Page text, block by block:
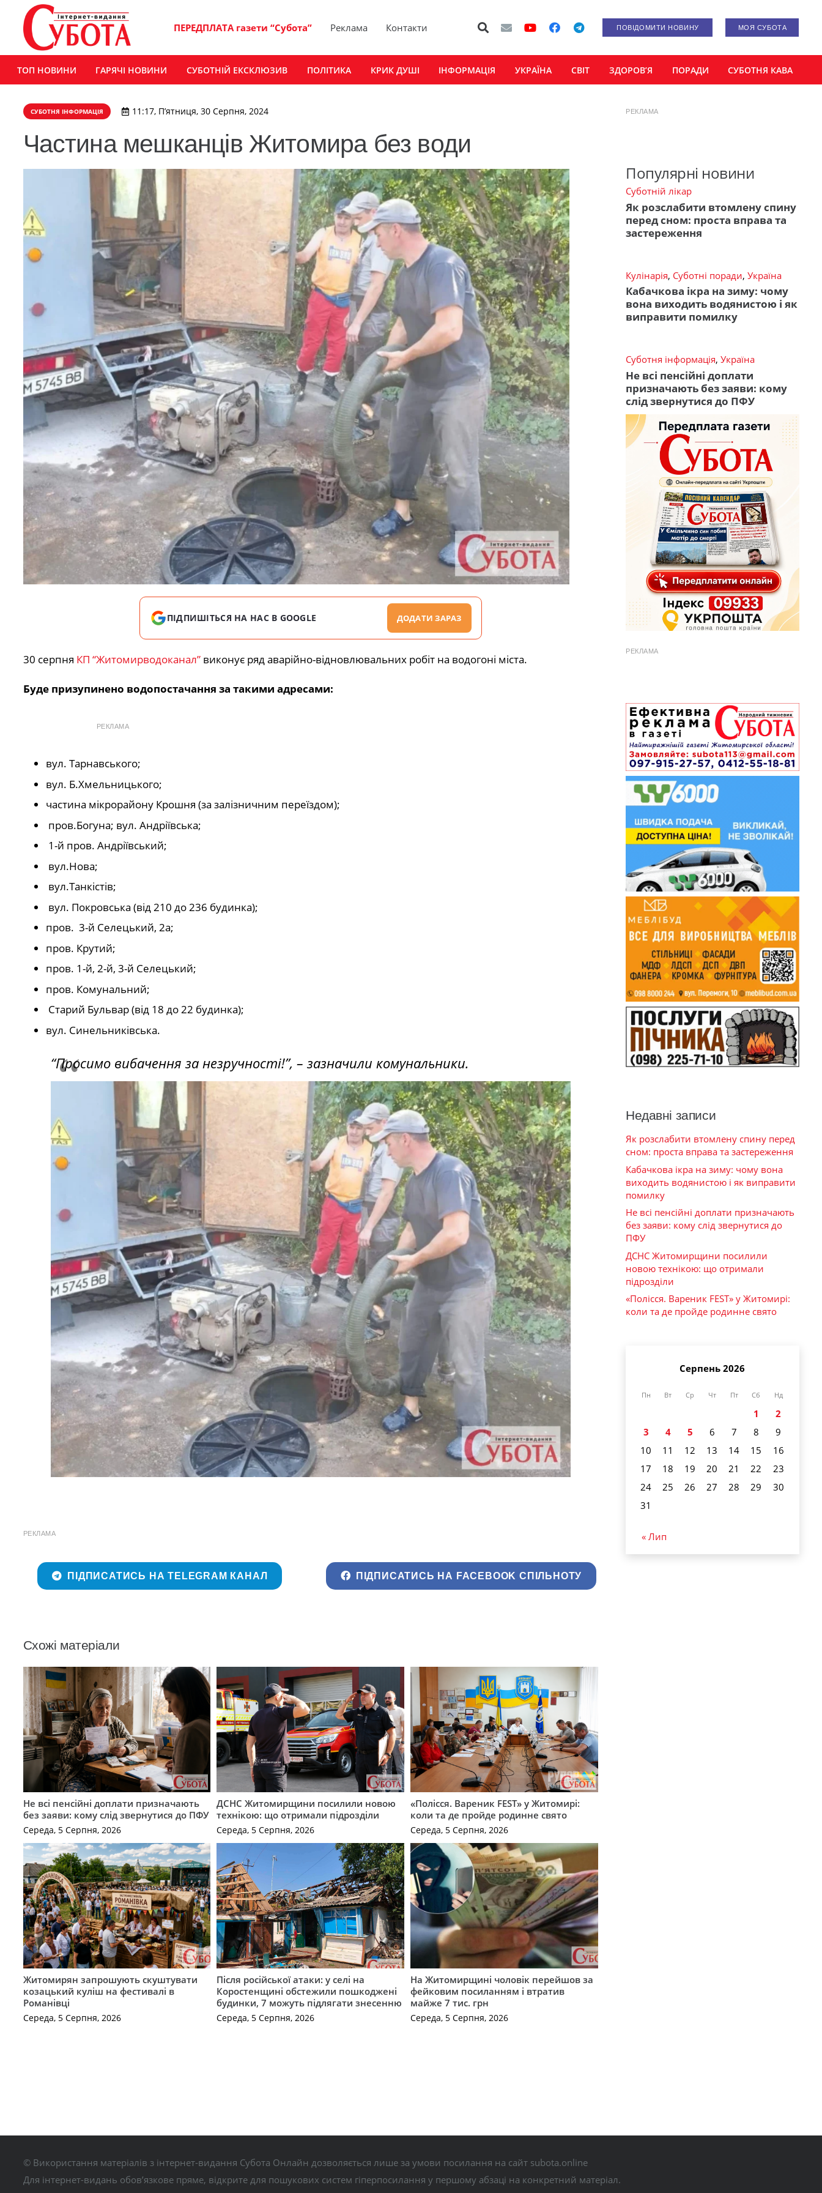
ПЕРЕДПЛАТА газети “Субота” Реклама Контакти ПОВІДОМИТИ НОВИНУ МОЯ СУБОТА
ТОП НОВИНИ ГАРЯЧІ НОВИНИ СУБОТНІЙ ЕКСКЛЮЗИВ ПОЛІТИКА КРИК ДУШІ ІНФОРМАЦІЯ УКРАЇНА СВІТ ЗДОРОВ’Я ПОРАДИ СУБОТНЯ КАВА
СУБОТНЯ ІНФОРМАЦІЯ 11:17, П’ятниця, 30 Серпня, 2024
Частина мешканців Житомира без води
ПІДПИШІТЬСЯ НА НАС В GOOGLE ДОДАТИ ЗАРАЗ
30 серпня КП “Житомирводоканал” виконує ряд аварійно-відновлювальних робіт на водогоні міста.
Буде призупинено водопостачання за такими адресами:
РЕКЛАМА
вул. Тарнавського;
вул. Б.Хмельницького;
частина мікрорайону Крошня (за залізничним переїздом);
пров.Богуна; вул. Андріївська;
1-й пров. Андріївський;
вул.Нова;
вул.Танкістів;
вул. Покровська (від 210 до 236 будинка);
пров. 3-й Селецький, 2а;
пров. Крутий;
пров. 1-й, 2-й, 3-й Селецький;
пров. Комунальний;
Старий Бульвар (від 18 до 22 будинка);
вул. Синельниківська.
“Просимо вибачення за незручності!”, – зазначили комунальники.
РЕКЛАМА
ПІДПИСАТИСЬ НА TELEGRAM КАНАЛ ПІДПИСАТИСЬ НА FACEBOOK СПІЛЬНОТУ
Схожі матеріали
Не всі пенсійні доплати призначають
без заяви: кому слід звернутися до ПФУ
Середа, 5 Серпня, 2026
ДСНС Житомирщини посилили новою
технікою: що отримали підрозділи
Середа, 5 Серпня, 2026
«Полісся. Вареник FEST» у Житомирі:
коли та де пройде родинне свято
Середа, 5 Серпня, 2026
Житомирян запрошують скуштувати
козацький куліш на фестивалі в
Романівці
Середа, 5 Серпня, 2026
Після російської атаки: у селі на
Коростенщині обстежили пошкоджені
будинки, 7 можуть підлягати знесенню
Середа, 5 Серпня, 2026
На Житомирщині чоловік перейшов за
фейковим посиланням і втратив
майже 7 тис. грн
Середа, 5 Серпня, 2026
РЕКЛАМА
Популярні новини
Суботній лікар
Як розслабити втомлену спину
перед сном: проста вправа та
застереження
Кулінарія, Суботні поради, Україна
Кабачкова ікра на зиму: чому
вона виходить водянистою і як
виправити помилку
Суботня інформація, Україна
Не всі пенсійні доплати
призначають без заяви: кому
слід звернутися до ПФУ
РЕКЛАМА
Недавні записи
Як розслабити втомлену спину перед
сном: проста вправа та застереження
Кабачкова ікра на зиму: чому вона
виходить водянистою і як виправити
помилку
Не всі пенсійні доплати призначають
без заяви: кому слід звернутися до
ПФУ
ДСНС Житомирщини посилили
новою технікою: що отримали
підрозділи
«Полісся. Вареник FEST» у Житомирі:
коли та де пройде родинне свято
Серпень 2026
Пн Вт Ср Чт Пт Сб Нд
1
2
3
4 5 6 7 8
9
10
11 12 13 14 15
16
17
18 19 20 21 22
23
24
25 26 27 28 29
30
31
« Лип
© Використання матеріалів з інтернет-видання Субота Онлайн дозволяється лише за умови посилання на сайт subota.online
Для інтернет-видань обов’язкове пряме, відкрите для пошукових систем гіперпосилання у першому абзаці на конкретний матеріал.